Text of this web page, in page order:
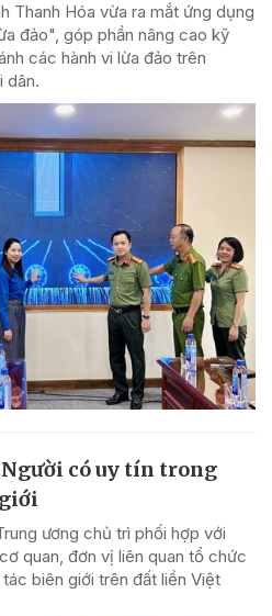
Thanh Hóa vừa ra mắt ứng dụng
đảo", góp phần nâng cao kỹ
các hành vi lừa đảo trên
dân.
có uy tín trong
ương chủ trì phối hợp với
quan, đơn vị liên quan tổ chức
biên giới trên đất liền Việt